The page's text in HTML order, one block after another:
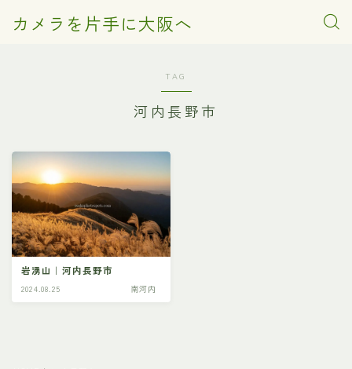
カメラを片手に大阪へ
TAG
河内長野市
岩湧山｜河内長野市
2024.08.25 南河内